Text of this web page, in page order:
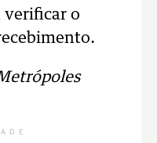
verificar o